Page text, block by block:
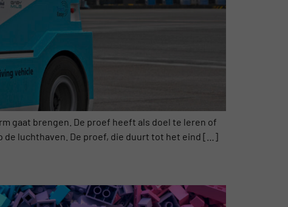
gaat brengen. De proef heeft als doel te leren of
luchthaven. De proef, die duurt tot het eind […]